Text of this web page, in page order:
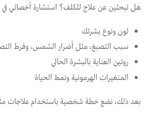
هل تبحثين عن علاج للكلف؟ استشارة أخصائي في
لون ونوع بشرتك
سبب التصبغ، مثل أضرار الشمس، وفرط
روتين العناية بالبشرة الحالي
المتغيرات الهرمونية ونمط الحياة
بعد ذلك، نضع خطة شخصية باستخدام علاجات